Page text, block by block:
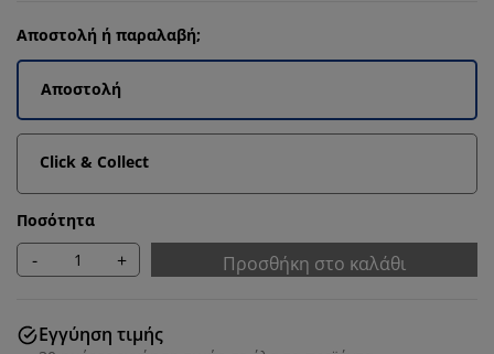
Αποστολή ή παραλαβή;
Αποστολή
Click & Collect
Ποσότητα
- + Προσθήκη στο καλάθι
Εγγύηση τιμής